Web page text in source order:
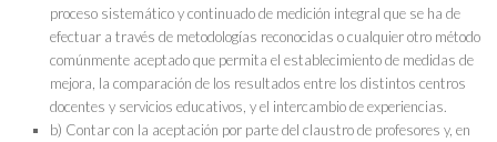
proceso sistemático y continuado de medición integral que se ha de
efectuar a través de metodologías reconocidas o cualquier otro método
comúnmente aceptado que permita el establecimiento de medidas de
mejora, la comparación de los resultados entre los distintos centros
docentes y servicios educativos, y el intercambio de experiencias.
b) Contar con la aceptación por parte del claustro de profesores y, en